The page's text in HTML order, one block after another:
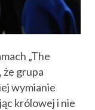
„The
że grupa
wymianie
królowej i nie